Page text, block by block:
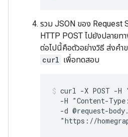
รวม JSON ของ Request
HTTP POST ไปยังปลายท
ต่อไปนี้คือตัวอย่างวิธี ส่งคำ
curl เพื่อทดสอบ
curl -X POST -H
-H "Content-
-d @request-